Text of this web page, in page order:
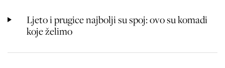
Ljeto i prugice najbolji su spoj: ovo su komadi
koje želimo